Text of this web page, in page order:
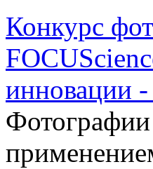
Конкурс
инновации